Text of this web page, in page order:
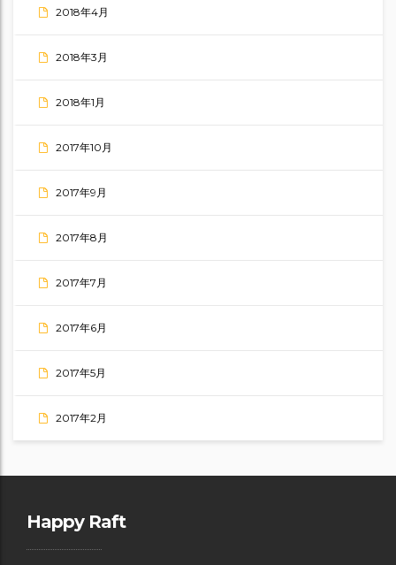
2018年4月
2018年3月
2018年1月
2017年10月
2017年9月
2017年8月
2017年7月
2017年6月
2017年5月
2017年2月
Happy Raft